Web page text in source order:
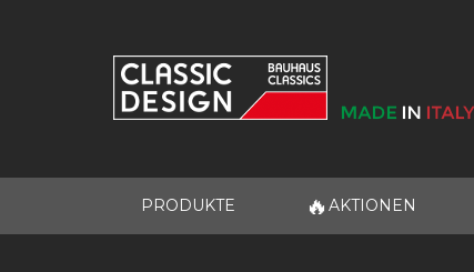
PRODUKTE 🔥 AKTIONEN